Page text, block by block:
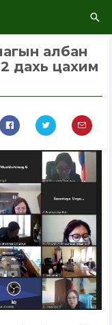
албан
дахь цахим